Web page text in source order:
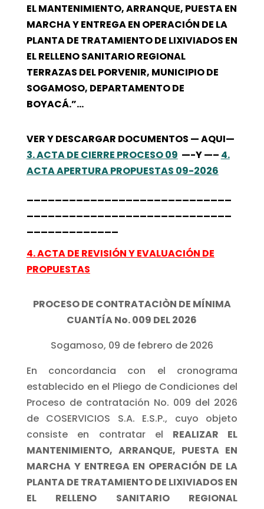
EL MANTENIMIENTO, ARRANQUE, PUESTA EN
MARCHA Y ENTREGA EN OPERACIÓN DE LA
PLANTA DE TRATAMIENTO DE LIXIVIADOS EN
EL RELLENO SANITARIO REGIONAL
TERRAZAS DEL PORVENIR, MUNICIPIO DE
SOGAMOSO, DEPARTAMENTO DE
BOYACÁ.”…
VER Y DESCARGAR DOCUMENTOS — AQUI—
3. ACTA DE CIERRE PROCESO 09 —-Y —– 4.
ACTA APERTURA PROPUESTAS 09-2026
_____________________________
_____________________________
_____________
4.ACTA DE REVISIÓN Y EVALUACIÓN DE
PROPUESTAS
PROCESO DE CONTRATACIÒN DE MÍNIMA
CUANTÍA No. 009 DEL 2026
Sogamoso, 09 de febrero de 2026
En concordancia con el cronograma
establecido en el Pliego de Condiciones del
Proceso de contratación No. 009 del 2026
de COSERVICIOS S.A. E.S.P., cuyo objeto
consiste en contratar el REALIZAR EL
MANTENIMIENTO, ARRANQUE, PUESTA EN
MARCHA Y ENTREGA EN OPERACIÓN DE LA
PLANTA DE TRATAMIENTO DE LIXIVIADOS EN
EL RELLENO SANITARIO REGIONAL